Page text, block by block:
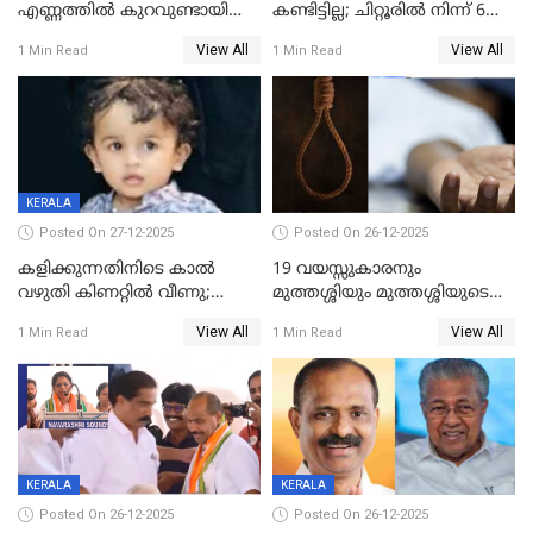
എണ്ണത്തിൽ കുറവുണ്ടായിട്ടും
കുതിച്ചുയരുന്നു
1 Min Read View All
കണ്ടിട്ടില്ല; ചിറ്റൂരിൽ നിന്ന് 6
1 Min Read View All
KERALA
Posted On 27-12-2025
കളിക്കുന്നതിനിടെ കാൽ
വഴുതി കിണറ്റിൽ വീണു;
ദാരുണാന്ത്യം
1 Min Read View All
Posted On 26-12-2025
19 വയസ്സുകാരനും
മുത്തശ്ശിയും മുത്തശ്ശിയുടെ
മരിച്ചനിലയിൽ
1 Min Read View All
KERALA
Posted On 26-12-2025
KERALA
Posted On 26-12-2025